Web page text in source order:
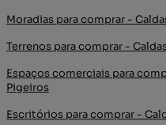
Moradias para comprar -
Terrenos para comprar -
Espaços comerciais para
Pigeiros
Escritórios para comprar -